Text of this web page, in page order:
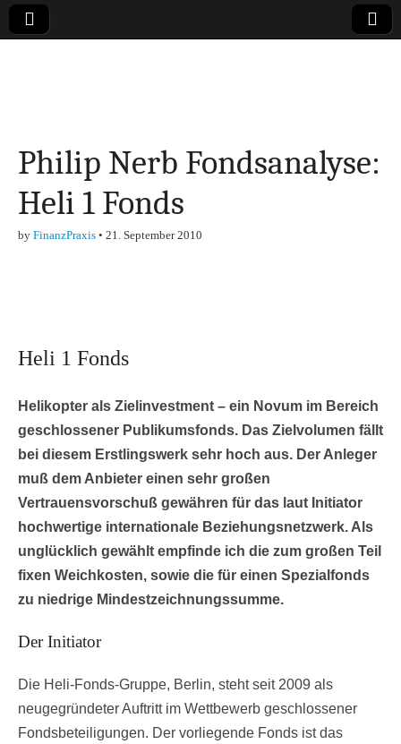
Finanzen,
Marketing-, Vertrieb-
Philip Nerb Fondsanalyse:
Heli 1 Fonds
by FinanzPraxis • 21. September 2010
Heli 1 Fonds
Helikopter als Zielinvestment – ein Novum im Bereich
geschlossener Publikumsfonds. Das Zielvolumen fällt
bei diesem Erstlingswerk sehr hoch aus. Der Anleger
muß dem Anbieter einen sehr großen
Vertrauensvorschuß gewähren für das laut Initiator
hochwertige internationale Beziehungsnetzwerk. Als
unglücklich gewählt empfinde ich die zum großen Teil
fixen Weichkosten, sowie die für einen Spezialfonds
zu niedrige Mindestzeichnungssumme.
Der Initiator
Die Heli-Fonds-Gruppe, Berlin, steht seit 2009 als
neugegründeter Auftritt im Wettbewerb geschlossener
Fondsbeteiligungen. Der vorliegende Fonds ist das